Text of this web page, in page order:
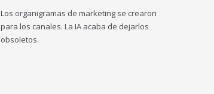
Los organigramas de marketing se crearon
para los canales. La IA acaba de dejarlos
obsoletos.